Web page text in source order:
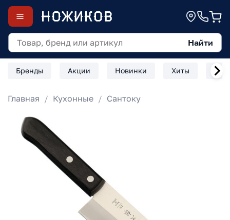
Найти
Бренды Акции Новинки Хиты
Главная Кухонные Сантоку